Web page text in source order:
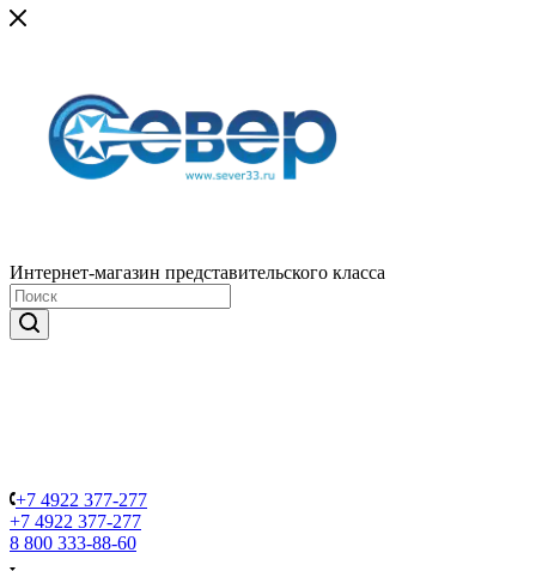
Интернет-магазин представительского класса
+7 4922 377-277
+7 4922 377-277
8 800 333-88-60